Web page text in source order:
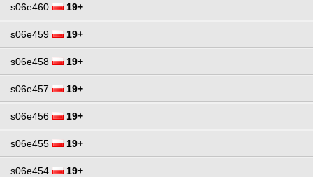
s06e460 19+
s06e459 19+
s06e458 19+
s06e457 19+
s06e456 19+
s06e455 19+
s06e454 19+